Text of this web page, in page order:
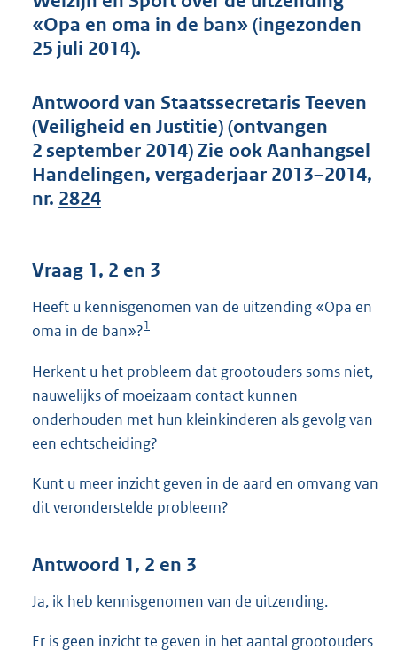
o
:
4
3
b
«Opa en oma in de ban» (ingezonden
25 juli 2014).
Antwoord van Staatssecretaris Teeven
(Veiligheid en Justitie) (ontvangen
2 september 2014) Zie ook Aanhangsel
Handelingen, vergaderjaar 2013–2014,
nr. 2824
Vraag 1, 2 en 3
Heeft u kennisgenomen van de uitzending «Opa en
oma in de ban»?1
Herkent u het probleem dat grootouders soms niet,
nauwelijks of moeizaam contact kunnen
onderhouden met hun kleinkinderen als gevolg van
een echtscheiding?
Kunt u meer inzicht geven in de aard en omvang van
dit veronderstelde probleem?
Antwoord 1, 2 en 3
Ja, ik heb kennisgenomen van de uitzending.
Er is geen inzicht te geven in het aantal grootouders